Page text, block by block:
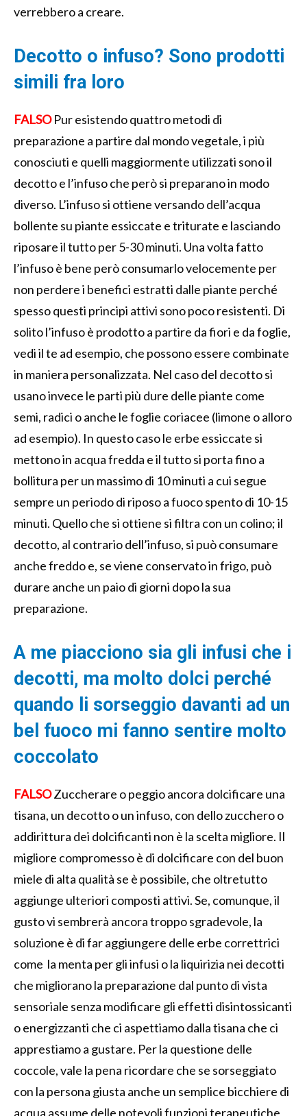
verrebbero a creare.
Decotto o infuso? Sono prodotti
simili fra loro
FALSOPur esistendo quattro metodi di
preparazione a partire dal mondo vegetale, i più
conosciuti e quelli maggiormente utilizzati sono il
decotto e l’infuso che però si preparano in modo
diverso. L’infuso si ottiene versando dell’acqua
bollente su piante essiccate e triturate e lasciando
riposare il tutto per 5-30 minuti. Una volta fatto
l’infuso è bene però consumarlo velocemente per
non perdere i benefici estratti dalle piante perché
spesso questi principi attivi sono poco resistenti. Di
solito l’infuso è prodotto a partire da fiori e da foglie,
vedi il te ad esempio, che possono essere combinate
in maniera personalizzata. Nel caso del decotto si
usano invece le parti più dure delle piante come
semi, radici o anche le foglie coriacee (limone o alloro
ad esempio). In questo caso le erbe essiccate si
mettono in acqua fredda e il tutto si porta fino a
bollitura per un massimo di 10 minuti a cui segue
sempre un periodo di riposo a fuoco spento di 10-15
minuti. Quello che si ottiene si filtra con un colino; il
decotto, al contrario dell’infuso, si può consumare
anche freddo e, se viene conservato in frigo, può
durare anche un paio di giorni dopo la sua
preparazione.
A me piacciono sia gli infusi che i
decotti, ma molto dolci perché
quando li sorseggio davanti ad un
bel fuoco mi fanno sentire molto
coccolato
FALSOZuccherare o peggio ancora dolcificare una
tisana, un decotto o un infuso, con dello zucchero o
addirittura dei dolcificanti non è la scelta migliore. Il
migliore compromesso è di dolcificare con del buon
miele di alta qualità se è possibile, che oltretutto
aggiunge ulteriori composti attivi. Se, comunque, il
gusto vi sembrerà ancora troppo sgradevole, la
soluzione è di far aggiungere delle erbe correttrici
come la menta per gli infusi o la liquirizia nei decotti
che migliorano la preparazione dal punto di vista
sensoriale senza modificare gli effetti disintossicanti
o energizzanti che ci aspettiamo dalla tisana che ci
apprestiamo a gustare. Per la questione delle
coccole, vale la pena ricordare che se sorseggiato
con la persona giusta anche un semplice bicchiere di
acqua assume delle notevoli funzioni terapeutiche.